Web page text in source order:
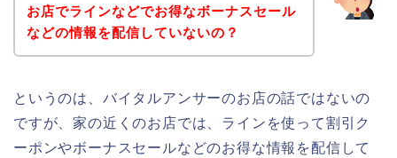
お店でラインなどでお得なボーナスセール
などの情報を配信していないの？
というのは、バイタルアンサーのお店の話ではないの
ですが、家の近くのお店では、ラインを使って割引ク
ーポンやボーナスセールなどのお得な情報を配信して